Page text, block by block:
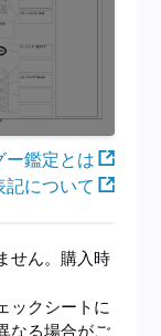
ー鑑定とは
記について
せん。購入時
ックシートに
なる場合がご